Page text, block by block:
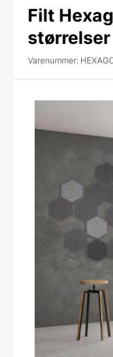
Filt
størrelser
Varenummer: